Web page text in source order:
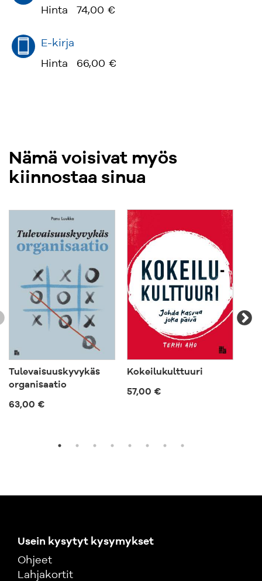
Hinta 74,00 €
E-kirja
Hinta
66,00 €
Nämä voisivat myös
kiinnostaa sinua
Tulevaisuuskyvykäs
organisaatio
63,00 €
Kokeilukulttuuri
57,00 €
Usein kysytyt kysymykset
Ohjeet
Lahjakortit